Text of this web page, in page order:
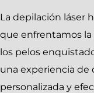
La depilación láser
que enfrentamos la
los pelos
una experiencia de
personalizada y